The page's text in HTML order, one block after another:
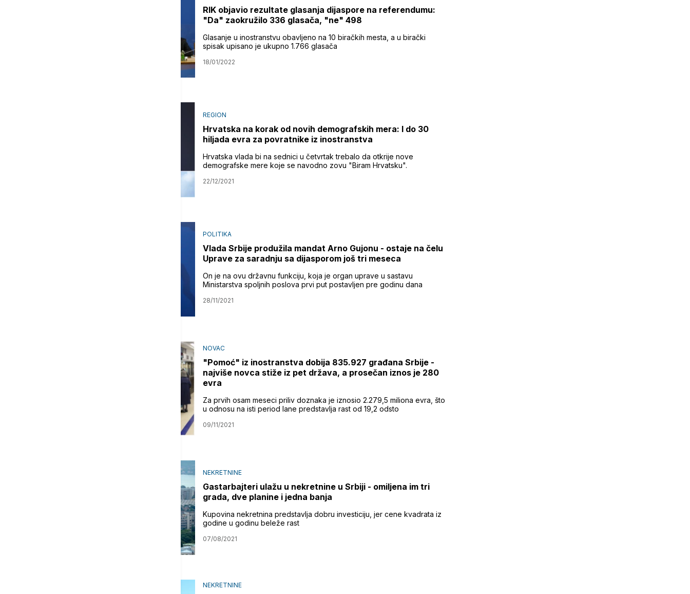
RIK objavio rezultate glasanja dijaspore na referendumu:
"Da" zaokružilo 336 glasača, "ne" 498
Glasanje u inostranstvu obavljeno na 10 biračkih mesta, a u birački
spisak upisano je ukupno 1.766 glasača
18/01/2022
REGION
Hrvatska na korak od novih demografskih mera: I do 30
hiljada evra za povratnike iz inostranstva
Hrvatska vlada bi na sednici u četvrtak trebalo da otkrije nove
demografske mere koje se navodno zovu "Biram Hrvatsku".
22/12/2021
POLITIKA
Vlada Srbije produžila mandat Arno Gujonu - ostaje na čelu
Uprave za saradnju sa dijasporom još tri meseca
On je na ovu državnu funkciju, koja je organ uprave u sastavu
Ministarstva spoljnih poslova prvi put postavljen pre godinu dana
28/11/2021
NOVAC
"Pomoć" iz inostranstva dobija 835.927 građana Srbije -
najviše novca stiže iz pet država, a prosečan iznos je 280
evra
Za prvih osam meseci priliv doznaka je iznosio 2.279,5 miliona evra, što
u odnosu na isti period lane predstavlja rast od 19,2 odsto
09/11/2021
NEKRETNINE
Gastarbajteri ulažu u nekretnine u Srbiji - omiljena im tri
grada, dve planine i jedna banja
Kupovina nekretnina predstavlja dobru investiciju, jer cene kvadrata iz
godine u godinu beleže rast
07/08/2021
NEKRETNINE